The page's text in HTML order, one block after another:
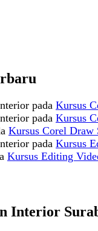
pada Kursus
pada Kursus
Kursus Corel Draw
pada Kursus
Kursus Editing
Interior